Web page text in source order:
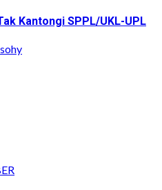
Kantongi SPPL/UKL-UPL